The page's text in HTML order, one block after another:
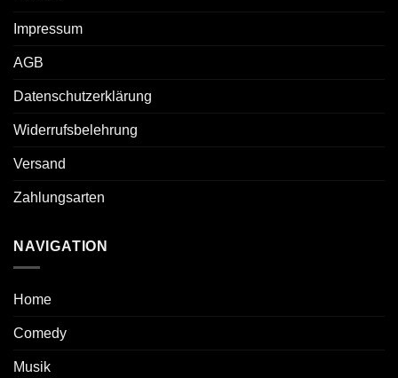
Impressum
AGB
Datenschutzerklärung
Widerrufsbelehrung
Versand
Zahlungsarten
NAVIGATION
Home
Comedy
Musik